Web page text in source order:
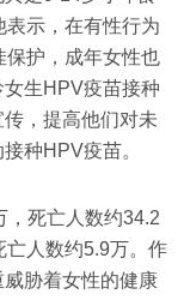
示，在有性行为
保护，成年女性也
生HPV疫苗接种
，提高他们对未
种HPV疫苗。
，死亡人数约34.2
亡人数约5.9万。作
胁着女性的健康